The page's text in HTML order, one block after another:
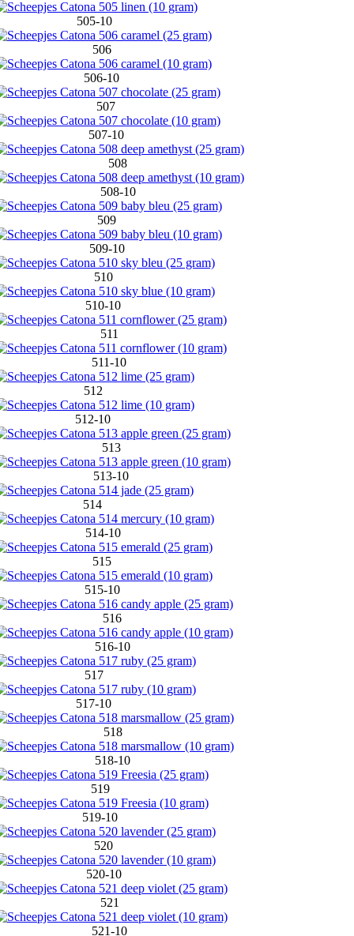
505-10
506
506-10
507
507-10
508
508-10
509
509-10
510
510-10
511
511-10
512
512-10
513
513-10
514
514-10
515
515-10
516
516-10
517
517-10
518
518-10
519
519-10
520
520-10
521
521-10